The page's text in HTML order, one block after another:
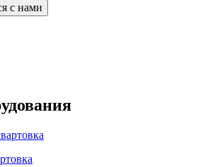
с нами